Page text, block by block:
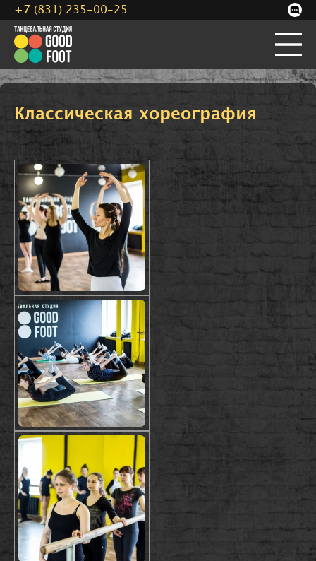
Классическая хореография
+7 (831) 235-00-25